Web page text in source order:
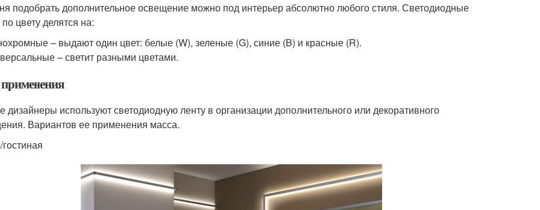
подобрать дополнительное освещение можно под интерьер абсолютно любого стиля. Светодиодные
цвету делятся на:
– выдают один цвет: белые (W), зеленые (G), синие (B) и красные (R).
– светит разными цветами.
дизайнеры используют светодиодную ленту в организации дополнительного или декоративного
Вариантов ее применения масса.